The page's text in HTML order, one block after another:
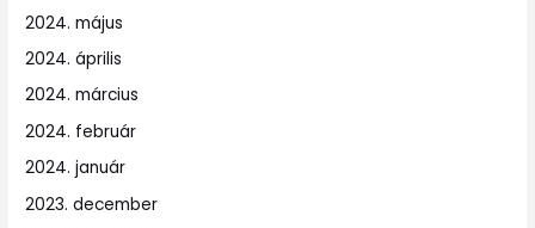
2024. május
2024. április
2024. március
2024. február
2024. január
2023. december